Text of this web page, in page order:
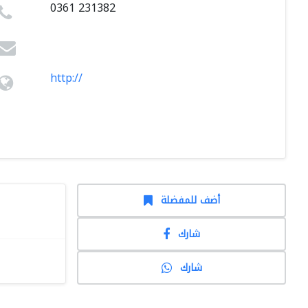
0361 231382
http://
أضف للمفضلة
شارك
شارك